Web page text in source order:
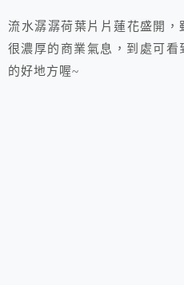
流水潺潺荷葉片片蓮花盛開
很濃厚的商業氣息，到處可
的好地方喔~